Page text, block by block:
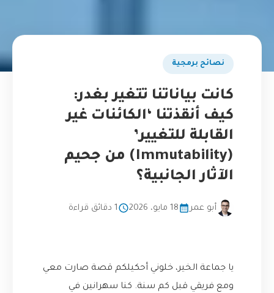
نصائح برمجية
كانت بياناتنا تتغير بغدر:
كيف أنقذتنا ‘الكائنات غير
القابلة للتغيير’
(Immutability) من جحيم
الآثار الجانبية؟
أبو عمر 18 مايو، 2026 1 دقائق قراءة
يا جماعة الخير، خلوني أحكيلكم قصة صارت معي
ومع فريقي قبل كم سنة. كنا سهرانين في